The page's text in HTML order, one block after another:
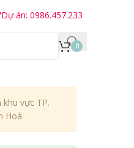
Dự án: 0986.457.233
0
khu vực TP.
Hoà